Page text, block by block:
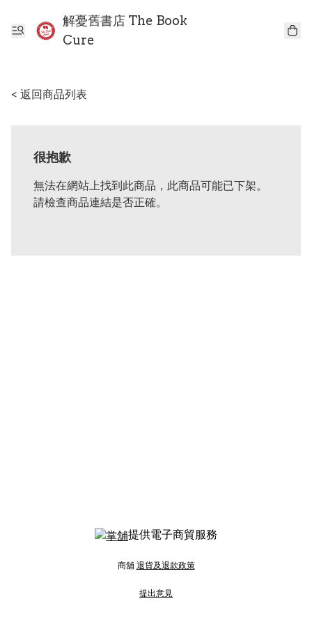
解憂舊書店 The Book
Cure
< 返回商品列表
很抱歉
無法在網站上找到此商品，此商品可能已下架。
請檢查商品連結是否正確。
提供電子商貿服務
商舖 退貨及退款政策
提出意見